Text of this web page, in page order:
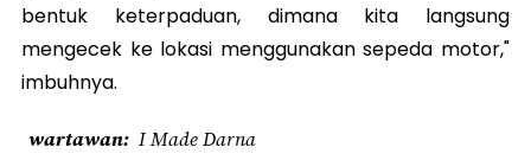
bentuk keterpaduan, dimana kita langsung
mengecek ke lokasi menggunakan sepeda motor,"
imbuhnya.
wartawan I Made Darna